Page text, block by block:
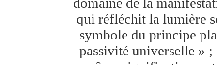
qui réfléchit la lumière
symbole du principe
passivité universelle »